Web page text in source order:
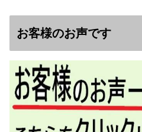
お客様のお声です